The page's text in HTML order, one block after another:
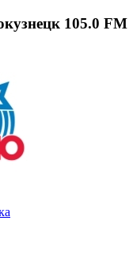
105.0 FM